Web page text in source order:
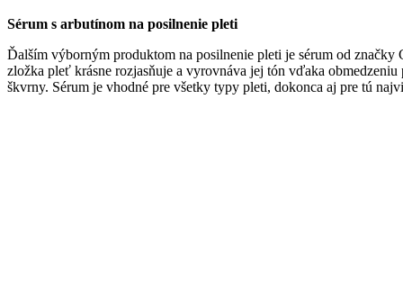
Sérum s arbutínom na posilnenie pleti
Ďalším výborným produktom na posilnenie pleti je sérum od
zložka pleť krásne rozjasňuje a vyrovnáva jej tón vďaka
škvrny. Sérum je vhodné pre všetky typy pleti, dokonca aj pre tú